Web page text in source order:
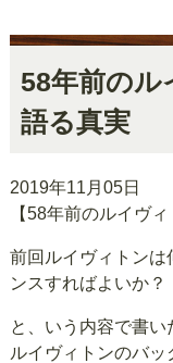
58年前の
語る真実
2019年11月05日
【58年前のルイヴィ
前回ルイヴィトンは
ンスすればよいか？
と、いう内容で書
ルイヴィトンのバッ